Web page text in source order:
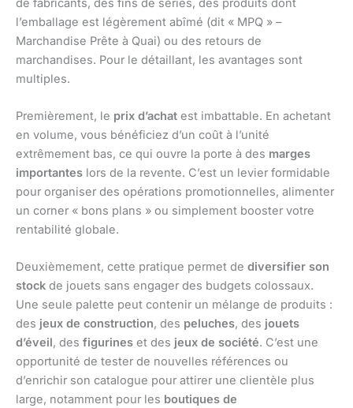
de fabricants, des fins de séries, des produits dont
l’emballage est légèrement abîmé (dit « MPQ » –
Marchandise Prête à Quai) ou des retours de
marchandises. Pour le détaillant, les avantages sont
multiples.
Premièrement, le prix d’achat est imbattable. En achetant
en volume, vous bénéficiez d’un coût à l’unité
extrêmement bas, ce qui ouvre la porte à des marges
importantes lors de la revente. C’est un levier formidable
pour organiser des opérations promotionnelles, alimenter
un corner « bons plans » ou simplement booster votre
rentabilité globale.
Deuxièmement, cette pratique permet de diversifier son
stock de jouets sans engager des budgets colossaux.
Une seule palette peut contenir un mélange de produits :
des jeux de construction, des peluches, des jouets
d’éveil, des figurines et des jeux de société. C’est une
opportunité de tester de nouvelles références ou
d’enrichir son catalogue pour attirer une clientèle plus
large, notamment pour les boutiques de